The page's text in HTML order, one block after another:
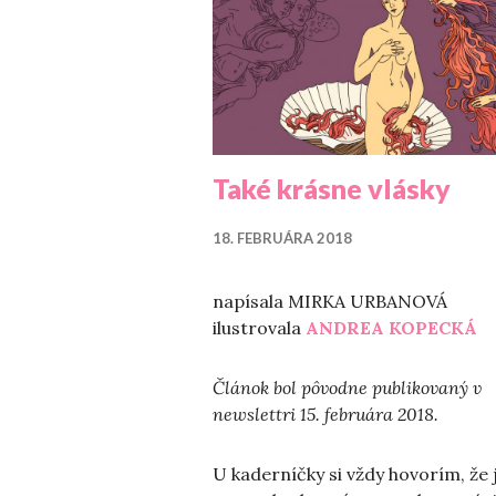
Také krásne vlásky
18. FEBRUÁRA 2018
napísala MIRKA URBANOVÁ
ilustrovala ANDREA KOPECKÁ
Článok bol pôvodne publikovaný v
newslettri 15. februára 2018.
U kaderníčky si vždy hovorím, že